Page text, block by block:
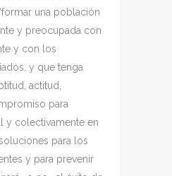
una población
y preocupada con
y con los
y que tenga
actitud,
para
y colectivamente en
para los
y para prevenir